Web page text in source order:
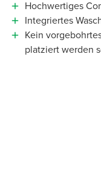
Hochwertiges
Integriertes
Kein
platziert werden